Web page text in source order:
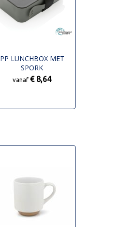
PP LUNCHBOX MET
SPORK
vanaf€ 8,64